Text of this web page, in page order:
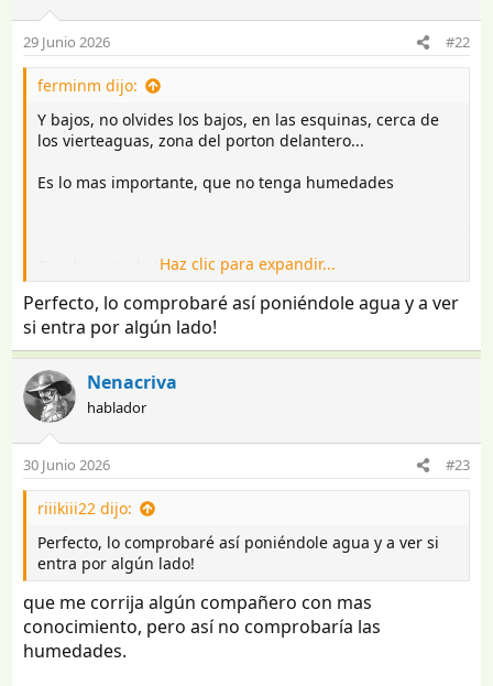
29 Junio 2026 #22
ferminm dijo:
Y bajos, no olvides los bajos, en las esquinas, cerca de
los vierteaguas, zona del porton delantero...
Es lo mas importante, que no tenga humedades
Esto ha evitado la entrada de agua, pero eso no quiere
decir que no vayas a tener humedades. Es necesario
revisar correctamente este tema, si es por alguien
profesional mejor.
Hay detectores de humedad en el mercado, pero
basicamente solo hay una manera para detectar las
humedades, y es poner la caravana bajo el agua
Un saludo
Haz clic para expandir...
Perfecto, lo comprobaré así poniéndole agua y a ver
si entra por algún lado!
Nenacriva
hablador
30 Junio 2026 #23
riiikiii22 dijo:
Perfecto, lo comprobaré así poniéndole agua y a ver si
entra por algún lado!
que me corrija algún compañero con mas
conocimiento, pero así no comprobaría las
humedades.